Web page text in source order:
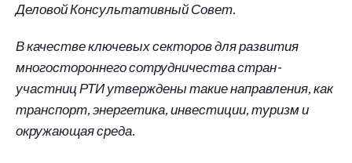
Деловой Консультативный Совет.
В качестве ключевых секторов для развития
многостороннего сотрудничества стран-
участниц РТИ утверждены такие направления, как
транспорт, энергетика, инвестиции, туризм и
окружающая среда.